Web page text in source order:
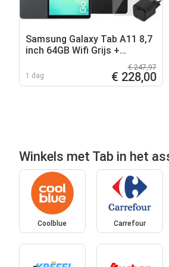
Samsung Galaxy Tab A11 8,7
inch 64GB Wifi Grijs +
1 dag
€ 247,97
€ 228,00
Winkels met Tab in het
Coolblue Carrefour